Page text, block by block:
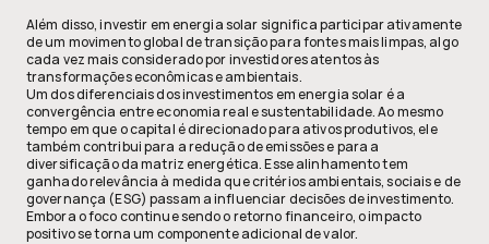
Além disso, investir em energia solar significa participar ativamente
de um movimento global de transição para fontes mais limpas, algo
cada vez mais considerado por investidores atentos às
transformações econômicas e ambientais.
Um dos diferenciais dos investimentos em energia solar é a
convergência entre economia real e sustentabilidade. Ao mesmo
tempo em que o capital é direcionado para ativos produtivos, ele
também contribui para a redução de emissões e para a
diversificação da matriz energética. Esse alinhamento tem
ganhado relevância à medida que critérios ambientais, sociais e de
governança (ESG) passam a influenciar decisões de investimento.
Embora o foco continue sendo o retorno financeiro, o impacto
positivo se torna um componente adicional de valor.